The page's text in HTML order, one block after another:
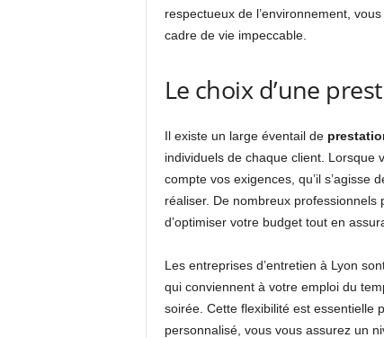
respectueux de l’environnement,
cadre de vie impeccable.
Le choix d’une
Il existe un large éventail de
individuels de chaque client. Lorsque
compte vos exigences, qu’il s’agisse
réaliser. De nombreux
d’optimiser votre budget tout en
Les entreprises d’entretien à Lyon
qui conviennent à votre emploi du
soirée. Cette flexibilité est essentielle
personnalisé, vous vous assurez un